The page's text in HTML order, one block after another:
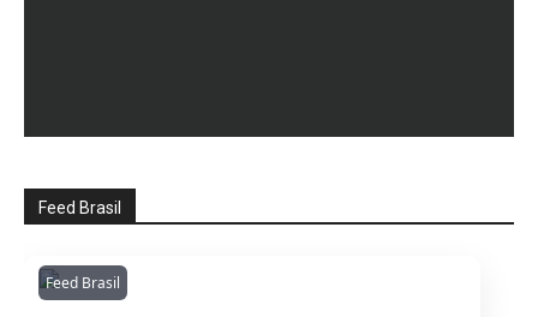
Feed Brasil
Feed BrasilAmazonianarede
1053